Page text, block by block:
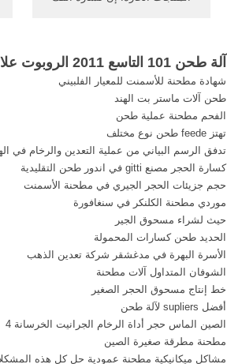
آلة طحن 101 التاسع 2011 الروبوت علاقة(
شهادة مطحنة للأسمنت للمعيار الفلبيني
طحن آلات ماستر بت الهند
الفحم مطحنة عملية طحن
تهتز feede طحن نوع مختلف
تدفق الرسم البياني من عملية التعدين والرخام في
كسارة الحجر مصنع gitti في اندور طحن التقليدية
حجم جزيئات الحجر الجيري في مطحنة الأسمنت
موردي مطحنة الكلنكر في سنغافورة
حيث لشراء مسحوق الجير
الحديد طحن كسارات المحمولة
الأسرة البهرة في مدغشقر شركة تعدين الذهب
الشوفان المتداول آلات مطحنة
خط إنتاج مسحوق الحجر الصغير
أفضل supliers لآلة طحن
الصين الماس حجر أداة الرخام الجرانيت الخرسانة 4
مطحنة مطرقة صغيرة الصين
مشاكل ميكانيكية مطحنة عمودية حل كل هذه